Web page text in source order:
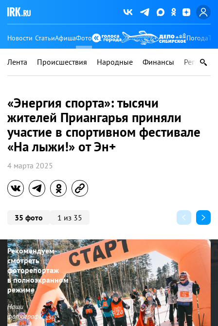
Новости СтатьиАфишаФото Погода
Лента Происшествия Народные Финансы Регионы
«Энергия спорта»: тысячи
жителей Приангарья приняли
участие в спортивном фестивале
«На лыжи!» от Эн+
4 марта 2025
35 фото 1 из 35
Рекомендуем
смотреть
фоторепортаж
в полноэкранном
режиме
Наши
фотографы